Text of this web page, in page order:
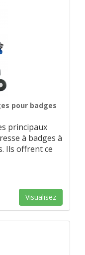
pour badges
principaux
à badges à
Ils offrent ce
Visualisez